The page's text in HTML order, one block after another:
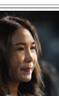
งศ์ สว. กล่าว
ร่าง พ.ร.บ.งบ
ริง​ เพราะวุฒิ
ม่กี่วัน และกา
ารณางบประม